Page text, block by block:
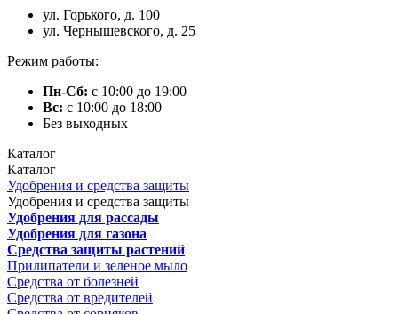
ул. Горького, д. 100
ул. Чернышевского, д. 25
Режим работы:
Пн-Сб: с 10:00 до 19:00
Вс: с 10:00 до 18:00
Без выходных
Каталог
Каталог
Удобрения и средства защиты
Удобрения и средства защиты
Удобрения для рассады
Удобрения для газона
Средства защиты растений
Прилипатели и зеленое мыло
Средства от болезней
Средства от вредителей